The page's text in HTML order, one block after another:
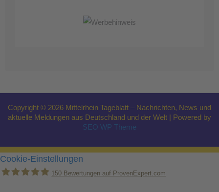
Copyright © 2026 Mittelrhein Tageblatt – Nachrichten, News und
aktuelle Meldungen aus Deutschland und der Welt | Powered by
SEO WP Theme
Cookie-Einstellungen
150 Bewertungen auf ProvenExpert.com